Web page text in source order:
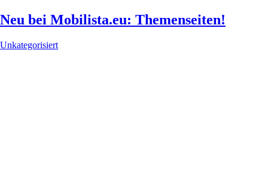
Neu bei Mobilista.eu: Themenseiten!
Unkategorisiert